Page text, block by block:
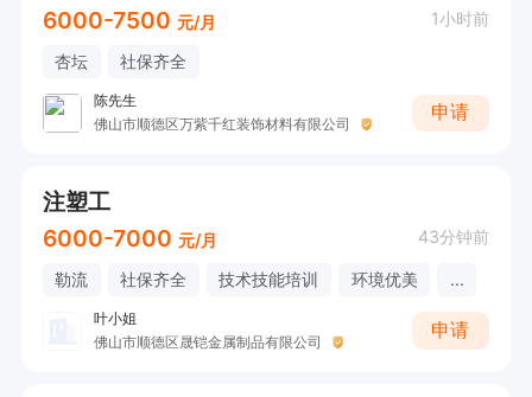
6000-7500 元/月 1小时前
杏坛 社保齐全
陈先生
佛山市顺德区万紫千红装饰材料有限公司
申请
注塑工
6000-7000 元/月 43分钟前
勒流 社保齐全 技术技能培训 环境优美 ...
叶小姐
佛山市顺德区晟铠金属制品有限公司
申请